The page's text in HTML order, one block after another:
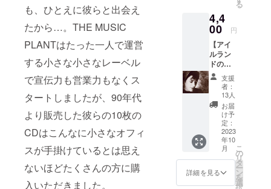
も、ひとえに彼らと出会え
たから…。THE MUSIC
PLANTはたった一人で運営
する小さな小さなレーベル
で宣伝力も営業力もなくス
タートしましたが、90年代
より販売した彼らの10枚の
CDはこんなに小さなオフィ
スが手掛けているとは思え
ないほどたくさんの方に購
入いただきました。
参加し
てくだ
さった
方のた
め、当
時の値
段を
キープ
してお
りま
す。割
引けな
くてす
みませ
ん。
る
4,4
00 円
【アイ
ルラン
ドの名
盤音楽
ガイド
セッ
ト】第1
弾の
Paul
Brady
『Welc
ome
Here
Kind
Starnge
支援
者：
13人
お届
け予
定：
2023
年10
月
詳細を見る
こ
の
リ
タ
ー
ン
を
選